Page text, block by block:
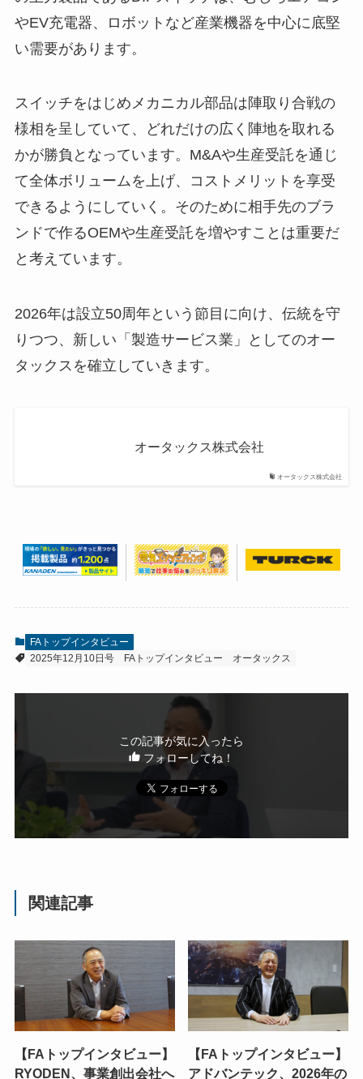
やEV充電器、ロボットなど産業機器を中心に底堅
い需要があります。
スイッチをはじめメカニカル部品は陣取り合戦の
様相を呈していて、どれだけの広く陣地を取れる
かが勝負となっています。M&Aや生産受託を通じ
て全体ボリュームを上げ、コストメリットを享受
できるようにしていく。そのために相手先のブラ
ンドで作るOEMや生産受託を増やすことは重要だ
と考えています。
2026年は設立50周年という節目に向け、伝統を守
りつつ、新しい「製造サービス業」としてのオー
タックスを確立していきます。
オータックス株式会社
オータックス株式会社
FAトップインタビュー
2025年12月10日号
FAトップインタビュー オータックス
この記事が気に入ったら
フォローしてね！
関連記事
【FAトップインタビュー】
RYODEN、事業創出会社へ
【FAトップインタビュー】
アドバンテック、2026年の